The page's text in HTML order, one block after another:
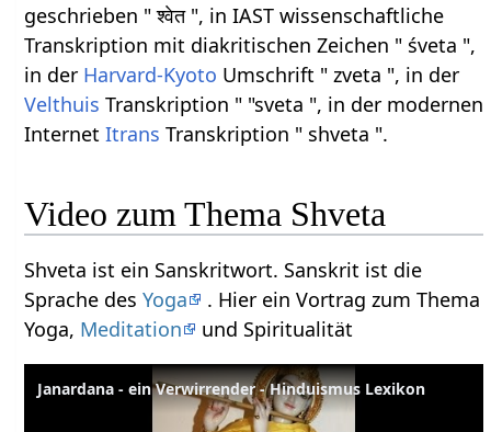
geschrieben " श्वेत ", in IAST wissenschaftliche
Transkription mit diakritischen Zeichen " śveta ",
in der Harvard-Kyoto Umschrift " zveta ", in der
Velthuis Transkription " "sveta ", in der modernen
InternetItrans Transkription " shveta ".
Video zum Thema Shveta
Shveta ist ein Sanskritwort. Sanskrit ist die
Sprache desYoga
. Hier ein Vortrag zum Thema
Yoga, Meditation und Spiritualität
Janardana - ein Verwirrender - Hinduismus Lexikon